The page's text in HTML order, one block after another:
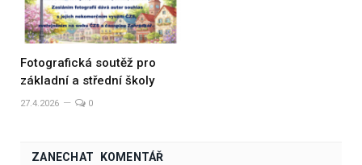
Fotografická soutěž pro
základní a střední školy
27.4.2026 0
ZANECHAT KOMENTÁŘ